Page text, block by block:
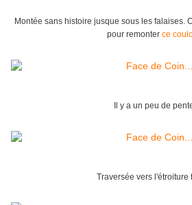
Montée sans histoire jusque sous les falaises.
pour remonter ce
Il y a un peu de
Traversée vers l'étroiture